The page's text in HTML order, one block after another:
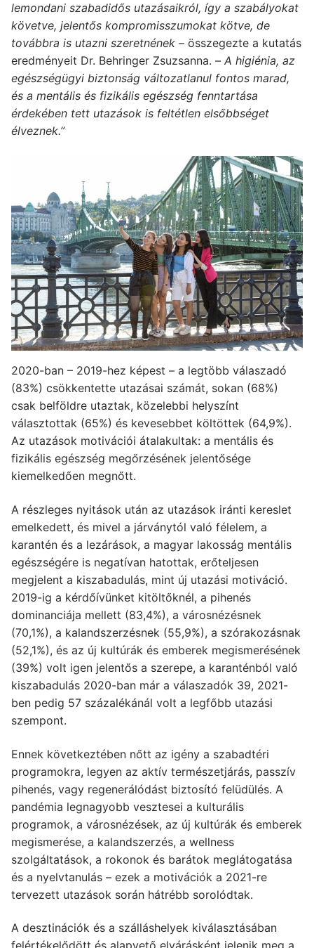
lemondani szabadidős utazásaikról, így a szabályokat
követve, jelentős kompromisszumokat kötve, de
továbbra is utazni szeretnének – összegezte a kutatás
eredményeit Dr. Behringer Zsuzsanna. – A higiénia, az
egészségügyi biztonság változatlanul fontos marad,
és a mentális és fizikális egészség fenntartása
érdekében tett utazások is feltétlen elsőbbséget
élveznek.”
2020-ban – 2019-hez képest – a legtöbb válaszadó
(83%) csökkentette utazásai számát, sokan (68%)
csak belföldre utaztak, közelebbi helyszínt
választottak (65%) és kevesebbet költöttek (64,9%).
Az utazások motivációi átalakultak: a mentális és
fizikális egészség megőrzésének jelentősége
kiemelkedően megnőtt.
A részleges nyitások után az utazások iránti kereslet
emelkedett, és mivel a járványtól való félelem, a
karantén és a lezárások, a magyar lakosság mentális
egészségére is negatívan hatottak, erőteljesen
megjelent a kiszabadulás, mint új utazási motiváció.
2019-ig a kérdőívünket kitöltőknél, a pihenés
dominanciája mellett (83,4%), a városnézésnek
(70,1%), a kalandszerzésnek (55,9%), a szórakozásnak
(52,1%), és az új kultúrák és emberek megismerésének
(39%) volt igen jelentős a szerepe, a karanténból való
kiszabadulás 2020-ban már a válaszadók 39, 2021-
ben pedig 57 százalékánál volt a legfőbb utazási
szempont.
Ennek következtében nőtt az igény a szabadtéri
programokra, legyen az aktív természetjárás, passzív
pihenés, vagy regenerálódást biztosító felüdülés. A
pandémia legnagyobb vesztesei a kulturális
programok, a városnézések, az új kultúrák és emberek
megismerése, a kalandszerzés, a wellness
szolgáltatások, a rokonok és barátok meglátogatása
és a nyelvtanulás – ezek a motivációk a 2021-re
tervezett utazások során hátrébb sorolódtak.
A desztinációk és a szálláshelyek kiválasztásában